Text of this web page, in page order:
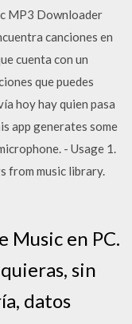
MP3 Downloader
canciones en
cuenta con un
que puedes
hoy hay quien pasa
app generates some
- Usage 1.
from music library.
Music en PC.
sin
datos